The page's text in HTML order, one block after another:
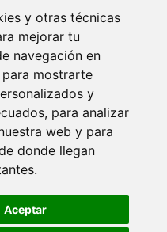
y otras técnicas
mejorar tu
navegación en
mostrarte
y
para analizar
web y para
donde llegan
Aceptar
VIDEOJUEGOS